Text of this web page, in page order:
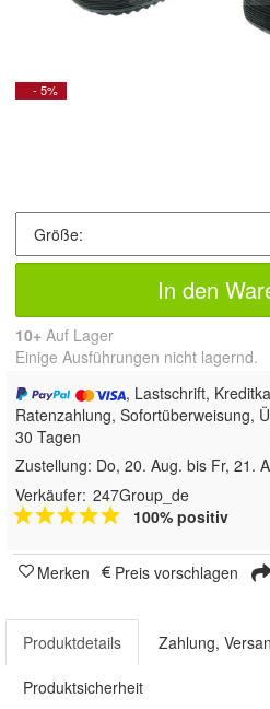
- 5%
In den
10+ Auf Lager
Einige Ausführungen nicht lagernd.
, Lastschrift,
Ratenzahlung, Sofortüberweisung,
30 Tagen
Zustellung: Do, 20. Aug. bis Fr, 21.
Verkäufer: 247Group_de
100% positiv
Merken Preis vorschlagen
Produktdetails Zahlung,
Produktsicherheit